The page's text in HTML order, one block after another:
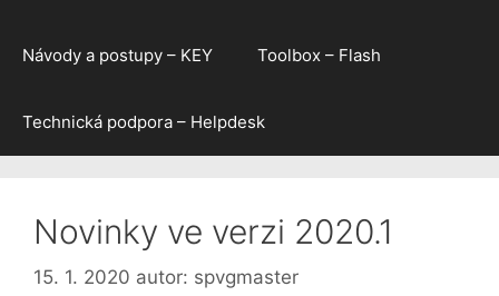
Návody a postupy – KEY Toolbox – Flash
Technická podpora – Helpdesk
Novinky ve verzi 2020.1
15. 1. 2020 autor: spvgmaster